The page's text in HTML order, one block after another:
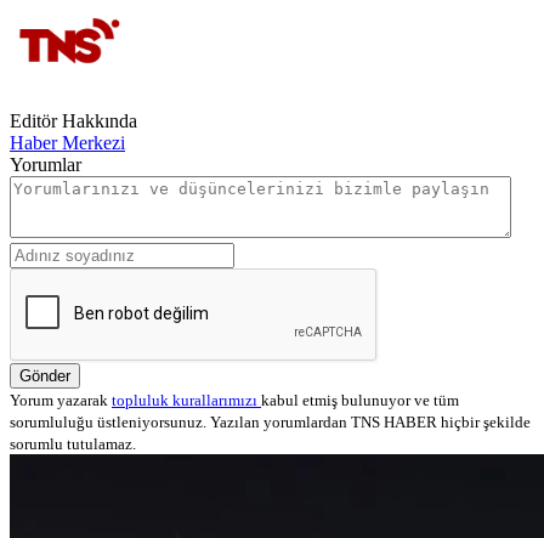
Editör Hakkında
Haber Merkezi
Yorumlar
Gönder
Yorum yazarak topluluk kurallarımızı kabul etmiş bulunuyor ve tüm
sorumluluğu üstleniyorsunuz. Yazılan yorumlardan TNS HABER hiçbir şekilde
sorumlu tutulamaz.